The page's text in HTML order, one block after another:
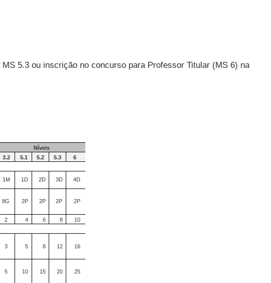
5.3 ou inscrição no concurso para Professor Titular (MS 6) na
Níveis
3.2
5.1 5.2 5.3
6
1M 1D 2D 3D 4D
8G 2P 2P 2P 2P
2 4 6 8
10
3 5 8 12 16
5 10 15 20 25